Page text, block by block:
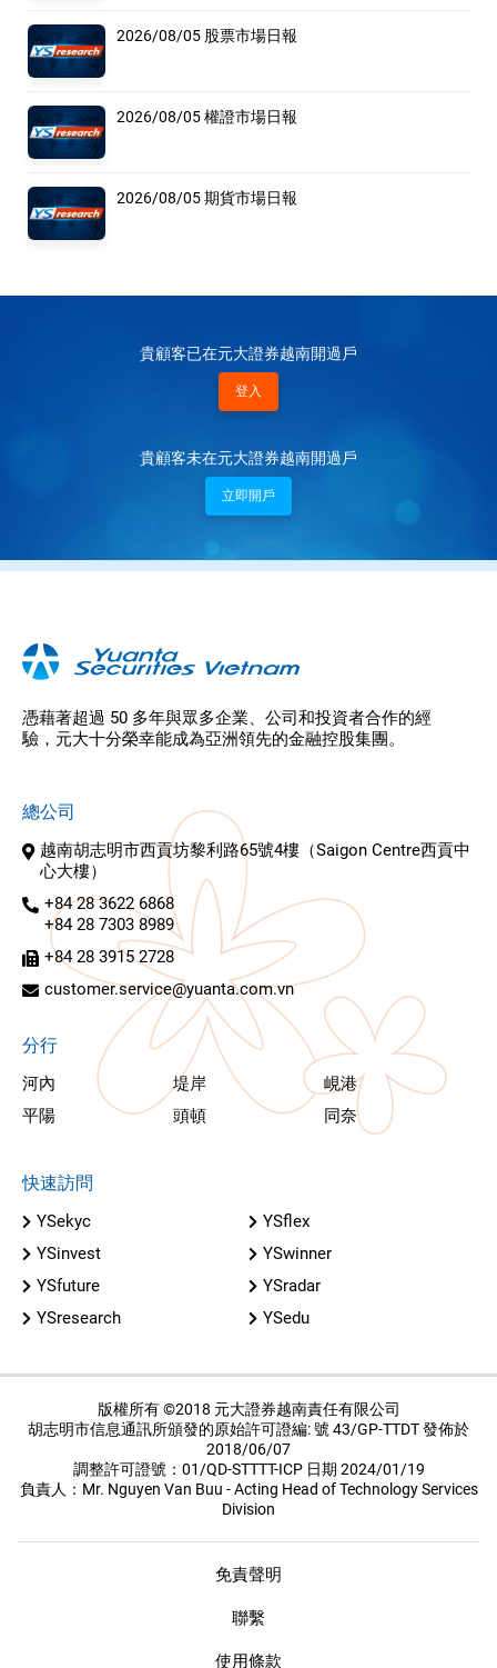
2026/08/05 股票市場日報
2026/08/05 權證市場日報
2026/08/05 期貨市場日報
貴顧客已在元大證券越南開過戶
登入
貴顧客未在元大證券越南開過戶
立即開戶
憑藉著超過 50 多年與眾多企業、公司和投資者合作的經
驗，元大十分榮幸能成為亞洲領先的金融控股集團。
總公司
越南胡志明市西貢坊黎利路65號4樓（Saigon Centre西貢中
心大樓）
+84 28 3622 6868
+84 28 7303 8989
+84 28 3915 2728
customer.service@yuanta.com.vn
分行
河內 堤岸
峴港
平陽
頭頓 同奈
快速訪問
YSekyc
YSflex
YSinvest
YSwinner
YSfuture
YSradar
YSresearch
YSedu
版權所有 ©2018 元大證券越南責任有限公司
胡志明市信息通訊所頒發的原始許可證編: 號 43/GP-TTDT 發佈於
2018/06/07
調整許可證號：01/QD-STTTT-ICP 日期 2024/01/19
負責人：Mr. Nguyen Van Buu - Acting Head of Technology Services
Division
免責聲明
聯繫
使用條款